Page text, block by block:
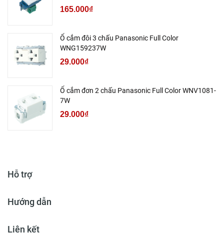
165.000₫
Ổ cắm đôi 3 chấu Panasonic Full Color
WNG159237W
29.000₫
Ổ cắm đơn 2 chấu Panasonic Full Color WNV1081-
7W
29.000₫
Hỗ trợ
Hướng dẫn
Liên kết